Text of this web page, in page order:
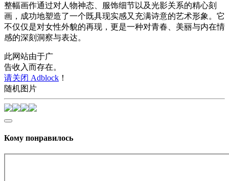
整幅画作通过对人物神态、服饰细节以及光影关系的精心刻
画，成功地塑造了一个既具现实感又充满诗意的艺术形象。它
不仅仅是对女性外貌的再现，更是一种对青春、美丽与内在情
感的深刻洞察与表达。
此网站由于广
告收入而存在。
请关闭 Adblock ！
随机图片
Кому понравилось